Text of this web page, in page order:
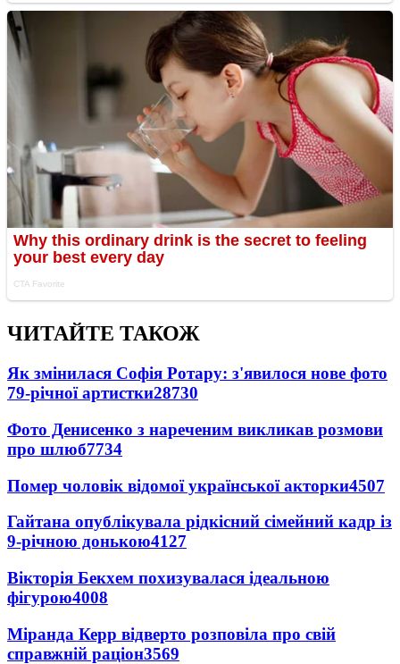
ЧИТАЙТЕ ТАКОЖ
Як змінилася Софія Ротару: з'явилося нове фото
79-річної артистки28730
Фото Денисенко з нареченим викликав розмови
про шлюб7734
Помер чоловік відомої української акторки4507
Гайтана опублікувала рідкісний сімейний кадр із
9-річною донькою4127
Вікторія Бекхем похизувалася ідеальною
фігурою4008
Міранда Керр відверто розповіла про свій
справжній раціон3569